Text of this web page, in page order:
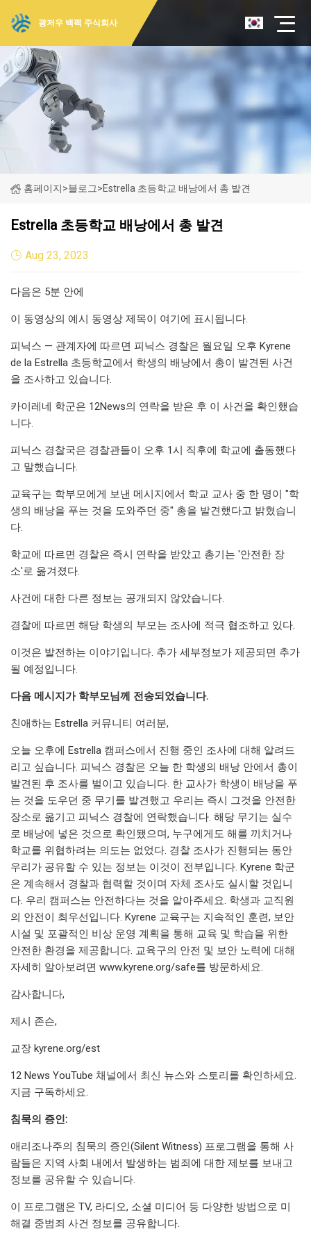
광저우 백팩 주식회사
홈페이지>블로그>Estrella 초등학교 배낭에서 총 발견
Estrella 초등학교 배낭에서 총 발견
Aug 23, 2023
다음은 5분 안에
이 동영상의 예시 동영상 제목이 여기에 표시됩니다.
피닉스 — 관계자에 따르면 피닉스 경찰은 월요일 오후 Kyrene
de la Estrella 초등학교에서 학생의 배낭에서 총이 발견된 사건
을 조사하고 있습니다.
카이레네 학군은 12News의 연락을 받은 후 이 사건을 확인했습
니다.
피닉스 경찰국은 경찰관들이 오후 1시 직후에 학교에 출동했다
고 말했습니다.
교육구는 학부모에게 보낸 메시지에서 학교 교사 중 한 명이 "학
생의 배낭을 푸는 것을 도와주던 중" 총을 발견했다고 밝혔습니
다.
학교에 따르면 경찰은 즉시 연락을 받았고 총기는 '안전한 장
소'로 옮겨졌다.
사건에 대한 다른 정보는 공개되지 않았습니다.
경찰에 따르면 해당 학생의 부모는 조사에 적극 협조하고 있다.
이것은 발전하는 이야기입니다. 추가 세부정보가 제공되면 추가
될 예정입니다.
다음 메시지가 학부모님께 전송되었습니다.
친애하는 Estrella 커뮤니티 여러분,
오늘 오후에 Estrella 캠퍼스에서 진행 중인 조사에 대해 알려드
리고 싶습니다. 피닉스 경찰은 오늘 한 학생의 배낭 안에서 총이
발견된 후 조사를 벌이고 있습니다. 한 교사가 학생이 배낭을 푸
는 것을 도우던 중 무기를 발견했고 우리는 즉시 그것을 안전한
장소로 옮기고 피닉스 경찰에 연락했습니다. 해당 무기는 실수
로 배낭에 넣은 것으로 확인됐으며, 누구에게도 해를 끼치거나
학교를 위협하려는 의도는 없었다. 경찰 조사가 진행되는 동안
우리가 공유할 수 있는 정보는 이것이 전부입니다. Kyrene 학군
은 계속해서 경찰과 협력할 것이며 자체 조사도 실시할 것입니
다. 우리 캠퍼스는 안전하다는 것을 알아주세요. 학생과 교직원
의 안전이 최우선입니다. Kyrene 교육구는 지속적인 훈련, 보안
시설 및 포괄적인 비상 운영 계획을 통해 교육 및 학습을 위한
안전한 환경을 제공합니다. 교육구의 안전 및 보안 노력에 대해
자세히 알아보려면 www.kyrene.org/safe를 방문하세요.
감사합니다,
제시 존슨,
교장 kyrene.org/est
12 News YouTube 채널에서 최신 뉴스와 스토리를 확인하세요.
지금 구독하세요.
침묵의 증인:
애리조나주의 침묵의 증인(Silent Witness) 프로그램을 통해 사
람들은 지역 사회 내에서 발생하는 범죄에 대한 제보를 보내고
정보를 공유할 수 있습니다.
이 프로그램은 TV, 라디오, 소셜 미디어 등 다양한 방법으로 미
해결 중범죄 사건 정보를 공유합니다.